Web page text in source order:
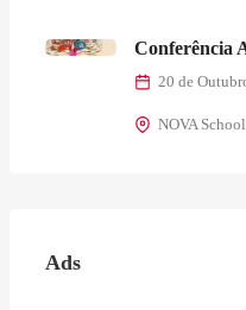
Conferência
20 de
NOVA
Ads